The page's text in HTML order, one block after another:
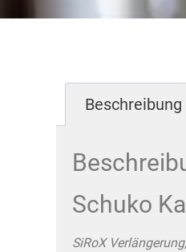
Beschreibung
Schuko
SiRoX